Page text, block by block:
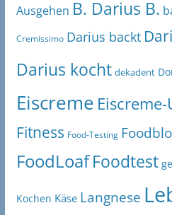
Ausgehen B. Darius B.
Cremissimo Darius backt
Darius kocht dekadent
Eiscreme
Fitness Food-Testing
FoodLoaf Foodtest
Kochen Käse Langnese